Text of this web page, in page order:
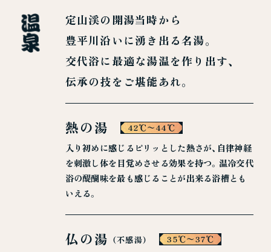
定山渓の開湯当時から
豊平川沿いに湧き出る名湯。
交代浴に最適な湯温を作り出す、
伝承の技をご堪能あれ。
熱の湯 42℃〜44℃
入り初めに感じるピリッとした熱さが、自律神経
を刺激し体を目覚めさせる効果を持つ。温冷交代
浴の醍醐味を最も感じることが出来る浴槽とも
いえる。
仏の湯 （不感湯） 35℃〜37℃